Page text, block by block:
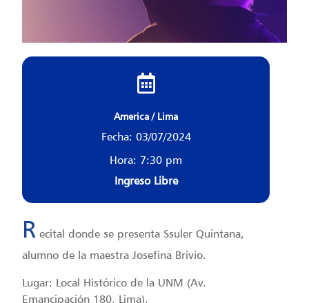
America / Lima
Fecha: 03/07/2024
Hora: 7:30 pm
Ingreso Libre
R ecital donde se presenta Ssuler Quintana,
alumno de la maestra Josefina Brivio.
Lugar: Local Histórico de la UNM (Av.
Emancipación 180, Lima).